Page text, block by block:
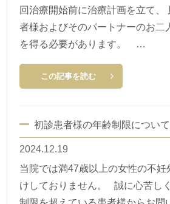
説明会動画・youtubeチャン
医師・スタッフ紹介
院内・設備紹介
よくあるご質問
回治療開始前に治療計画を立て、
者様およびそのパートナーのお二
を得る必要があります。 …
この記事を読む
初診患者様の年齢制限について
2024.12.19
当院では満47歳以上の女性の不妊
けしておりません。 誠に心苦し